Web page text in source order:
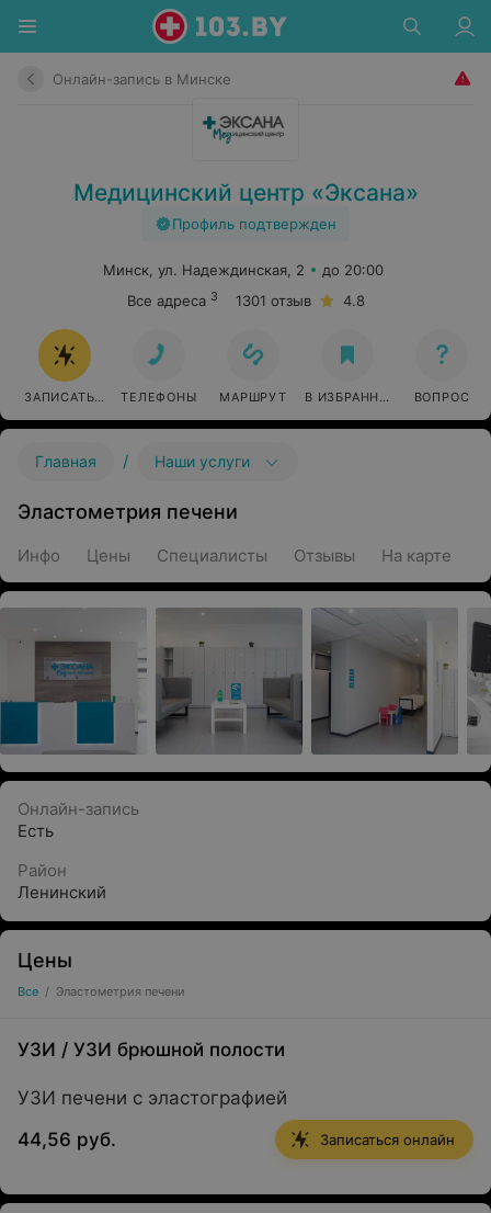
Онлайн-запись в Минске
Медицинский центр «Эксана»
Профиль подтвержден
Минск, ул. Надеждинская, 2
до 20:00
Все адреса 3 1301 отзыв 4.8
ЗАПИСАТЬСЯ ОНЛАЙН
ТЕЛЕФОНЫ МАРШРУТ В ИЗБРАННОЕ ВОПРОС
Главная / Наши услуги
Эластометрия печени
Инфо Цены Специалисты Отзывы На карте
Онлайн-запись
Есть
Район
Ленинский
Цены
Все / Эластометрия печени
УЗИ / УЗИ брюшной полости
УЗИ печени с эластографией
44,56 руб.
Записаться онлайн